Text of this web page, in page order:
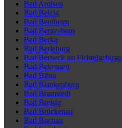
Bad Arolsen
Bad Belzig
Bad Bentheim
Bad Bergzabern
Bad Berka
Bad Berleburg
Bad Berneck im Fichtelgebirge
Bad Bevensen
Bad Bibra
Bad Blankenburg
Bad Bramstedt
Bad Breisig
Bad Brückenau
Bad Buchau